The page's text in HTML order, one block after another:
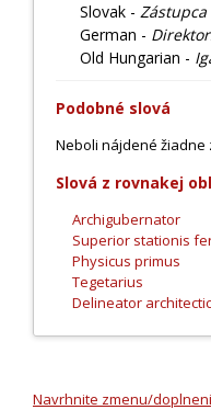
Slovak -
German -
Old Hungarian -
Podobné slová
Neboli nájdené žiadne
Slová z rovnakej
Archigubernator
Superior stationis
Physicus primus
Tegetarius
Delineator
Navrhnite zmenu/